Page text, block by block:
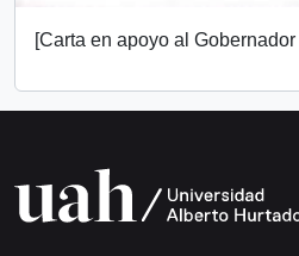
[Carta en apoyo al